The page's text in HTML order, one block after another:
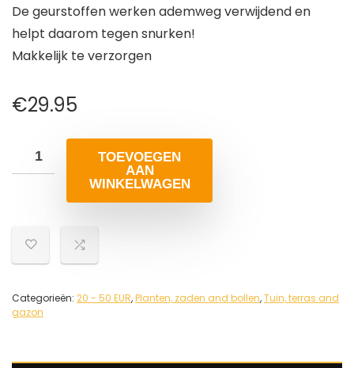
De geurstoffen werken ademweg verwijdend en
helpt daarom tegen snurken!
Makkelijk te verzorgen
€29.95
TOEVOEGEN
AAN
WINKELWAGEN
Categorieën: 20 - 50 EUR,Planten, zaden and bollen,Tuin, terras and
gazon